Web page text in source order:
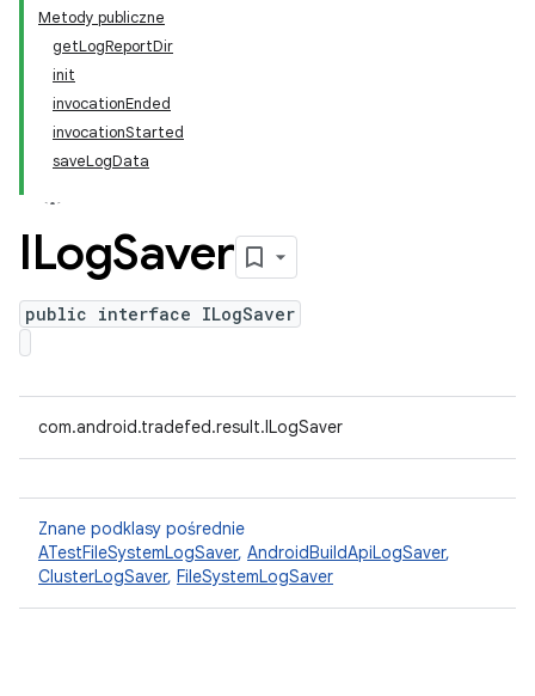
Metody publiczne
getLogReportDir
init
invocationEnded
invocationStarted
saveLogData
ILogSaver
public interface ILogSaver
com.android.tradefed.result.ILogSaver
Znane podklasy pośrednie
ATestFileSystemLogSaver, AndroidBuildApiLogSaver,
ClusterLogSaver, FileSystemLogSaver